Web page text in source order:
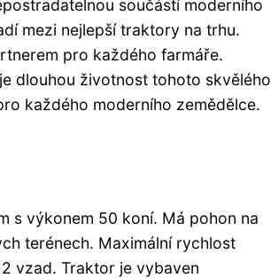
součástí moderního
mezi nejlepší traktory na trhu.
pro každého farmáře.
dlouhou životnost tohoto skvělého
každého moderního zemědělce.
s výkonem 50 koní. Má pohon na
terénech. Maximální rychlost
vzad. Traktor je vybaven